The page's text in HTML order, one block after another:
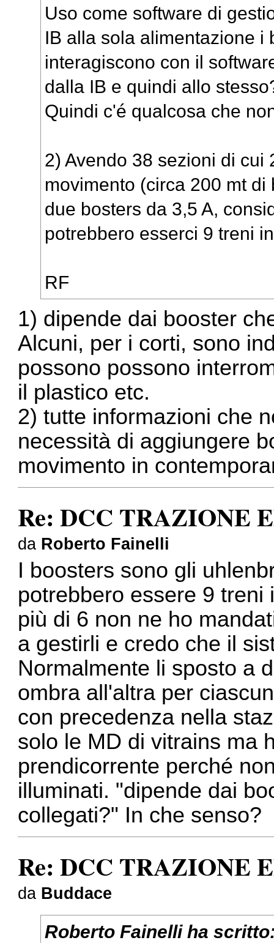
Uso come software di
IB alla sola alimentazione i
interagiscono con il
dalla IB e quindi allo
Quindi c'é qualcosa che
2) Avendo 38 sezioni di cui
movimento (circa 200 mt
due bosters da 3,5 A,
potrebbero esserci 9 treni
RF
1) dipende dai booster
Alcuni, per i corti, sono
possono possono
il plastico etc.
2) tutte informazioni che
necessità di aggiungere
movimento in
Re: DCC TRAZIONE
da Roberto Fainelli
I boosters sono gli
potrebbero essere 9
più di 6 non ne ho
a gestirli e credo che il
Normalmente li sposto a
ombra all'altra per
con precedenza nella
solo le MD di vitrains ma
prendicorrente perché
illuminati. "dipende dai
collegati?" In che senso?
Re: DCC TRAZIONE
da Buddace
Roberto Fainelliha